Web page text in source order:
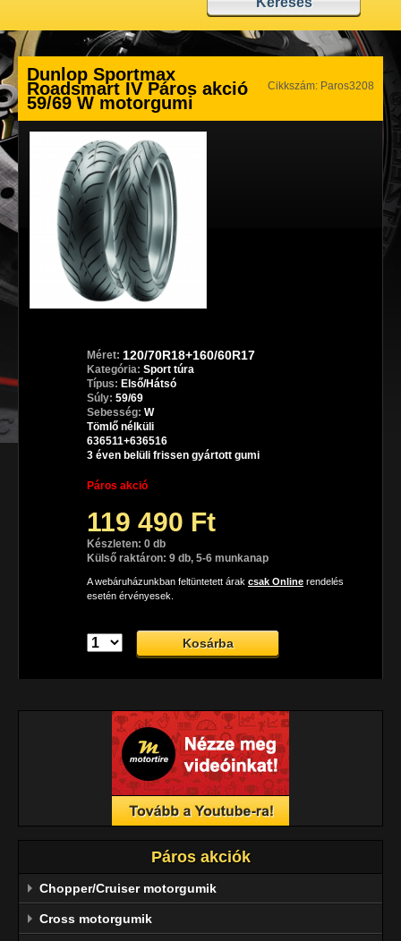
Cikkszám: Paros3208
Dunlop Sportmax
Roadsmart IV Páros akció
59/69 W motorgumi
Méret: 120/70R18+160/60R17
Kategória: Sport túra
Típus: Első/Hátsó
Súly: 59/69
Sebesség: W
Tömlő nélküli
636511+636516
3 éven belüli frissen gyártott gumi
Páros akció
119 490 Ft
Készleten: 0 db
Külső raktáron: 9 db, 5-6 munkanap
A webáruházunkban feltüntetett árak csak Online rendelés
esetén érvényesek.
Páros akciók
Chopper/Cruiser motorgumik
Cross motorgumik